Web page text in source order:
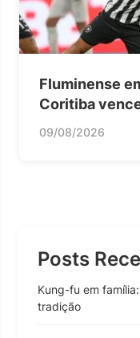
Fluminense
Coritiba
09/08/2026
Posts
Kung-fu em
tradição